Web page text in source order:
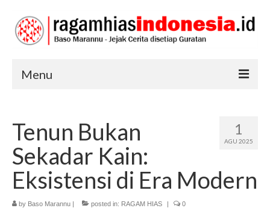
Menu
SENI DAN BUDAYA
TRADISI
1
AGU 2025
Tenun Bukan
Sekadar Kain:
Eksistensi di Era Modern
by Baso Marannu | posted in: RAGAM HIAS | 0